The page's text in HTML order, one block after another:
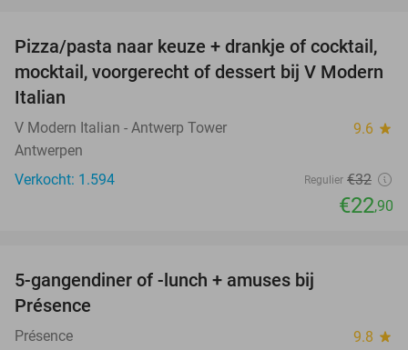
28%
Pizza/pasta naar keuze + drankje of cocktail,
mocktail, voorgerecht of dessert bij V Modern
Italian
V Modern Italian - Antwerp Tower 9.6 star
Antwerpen
Verkocht: 1.594
Regulier €32
€22,90
5-gangendiner of -lunch + amuses bij
Présence
Présence 9.8 star